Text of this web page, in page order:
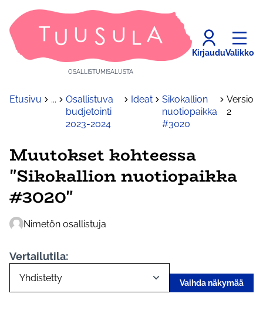
OSALLISTUMISALUSTA
KirjauduValikko
Etusivu ...
Osallistuva
budjetointi
2023-2024
Ideat
Sikokallion
nuotiopaikka
#3020
Versio
2
Muutokset kohteessa
"Sikokallion nuotiopaikka
#3020"
Nimetön osallistuja
Vertailutila:
Vaihda näkymää